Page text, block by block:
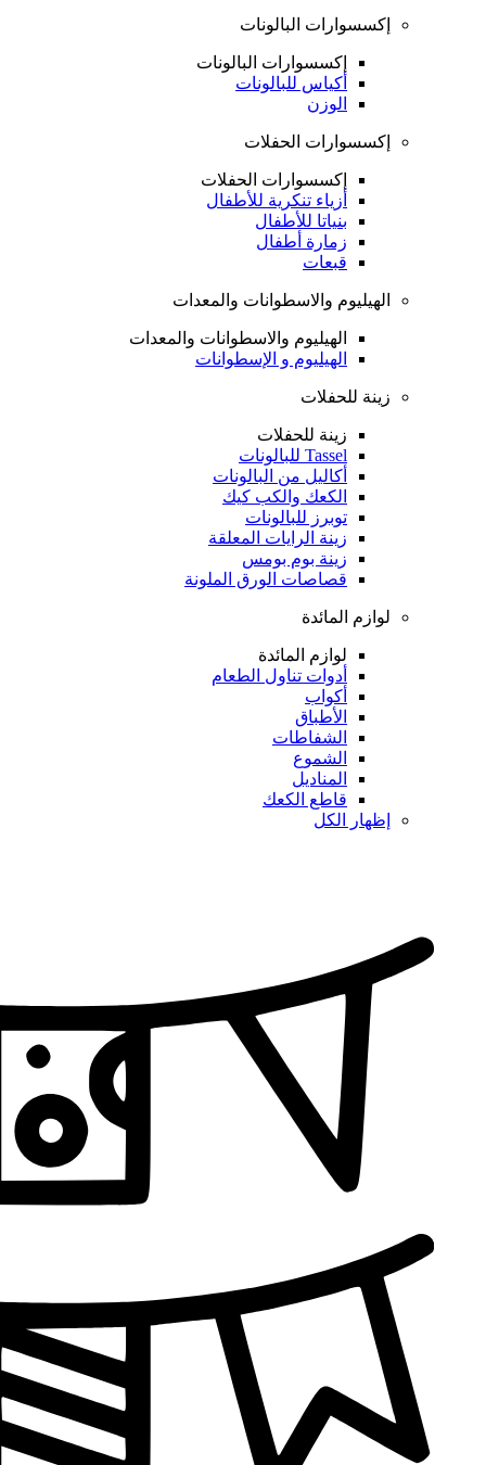
إكسسوارات البالونات
إكسسوارات البالونات
أكياس للبالونات
الوزن
إكسسوارات الحفلات
إكسسوارات الحفلات
أزياء تنكرية للأطفال
بنياتا للأطفال
زمارة أطفال
قبعات
الهيليوم والاسطوانات والمعدات
الهيليوم والاسطوانات والمعدات
الهيليوم و الإسطوانات
زينة للحفلات
زينة للحفلات
Tassel للبالونات
أكاليل من البالونات
الكعك والكب كيك
توبرز للبالونات
زينة الرايات المعلقة
زينة بوم بومس
قصاصات الورق الملونة
لوازم المائدة
لوازم المائدة
أدوات تناول الطعام
أكواب
الأطباق
الشفاطات
الشموع
المناديل
قاطع الكعك
إظهار الكل